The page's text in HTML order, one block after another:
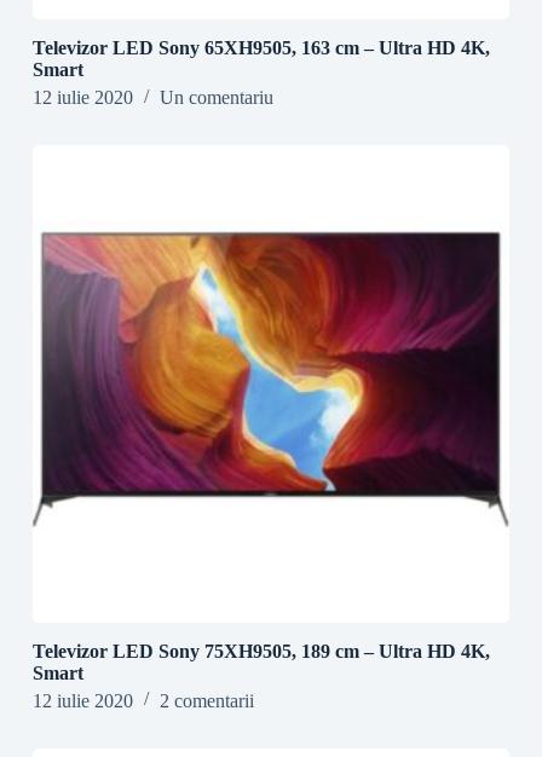
Televizor LED Sony 65XH9505, 163 cm – Ultra HD 4K,
Smart
12 iulie 2020
Un comentariu
Televizor LED Sony 75XH9505, 189 cm – Ultra HD 4K,
Smart
12 iulie 2020
2 comentarii